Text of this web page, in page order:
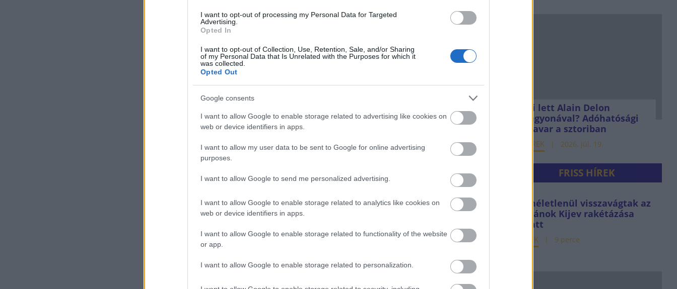
I want to opt-out of processing my Personal Data for Targeted
Advertising.
Opted In
I want to opt-out of Collection, Use, Retention, Sale, and/or Sharing
of my Personal Data that Is Unrelated with the Purposes for which it
was collected.
Opted Out
Google consents
I want to allow Google to enable storage related to advertising like cookies on
web or device identifiers in apps.
I want to allow my user data to be sent to Google for online advertising
purposes.
I want to allow Google to send me personalized advertising.
I want to allow Google to enable storage related to analytics like cookies on
web or device identifiers in apps.
I want to allow Google to enable storage related to functionality of the website
or app.
I want to allow Google to enable storage related to personalization.
Mi lett Alain Delon
vagyonával? Adóhatósági
csavar a sztoriban
HÍREK 2026. júl. 19.
FRISS HÍREK
Kíméletlenül visszavágtak az
ukránok Kijev rakétázása
miatt
HÍREK 9 perce